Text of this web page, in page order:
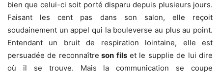
bien que celui-ci soit porté disparu depuis plusieurs jours.
Faisant les cent pas dans son salon, elle reçoit
soudainement un appel qui la bouleverse au plus au point.
Entendant un bruit de respiration lointaine, elle est
persuadée de reconnaître son filset le supplie de lui dire
où il se trouve. Mais la communication se coupe